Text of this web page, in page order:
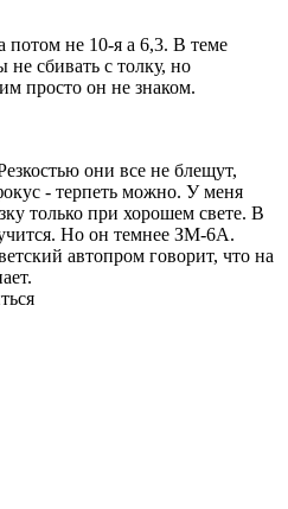
потом не 10-я а 6,3. В теме
не сбивать с толку, но
просто он не знаком.
они все не блещут,
- терпеть можно. У меня
только при хорошем свете. В
Но он темнее ЗМ-6А.
автопром говорит, что на